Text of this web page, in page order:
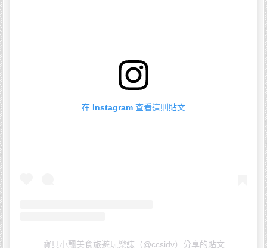
在 Instagram 查看這則貼文
寶貝小飄美食旅遊玩樂誌（@ccsidv）分享的貼文